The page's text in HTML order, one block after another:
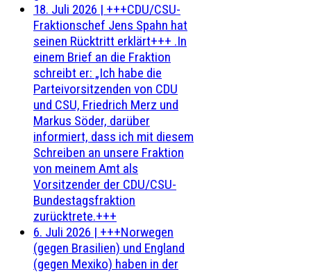
18. Juli 2026 | +++CDU/CSU-
Fraktionschef Jens Spahn hat
seinen Rücktritt erklärt+++ .In
einem Brief an die Fraktion
schreibt er: „Ich habe die
Parteivorsitzenden von CDU
und CSU, Friedrich Merz und
Markus Söder, darüber
informiert, dass ich mit diesem
Schreiben an unsere Fraktion
von meinem Amt als
Vorsitzender der CDU/CSU-
Bundestagsfraktion
zurücktrete.+++
6. Juli 2026 | +++Norwegen
(gegen Brasilien) und England
(gegen Mexiko) haben in der